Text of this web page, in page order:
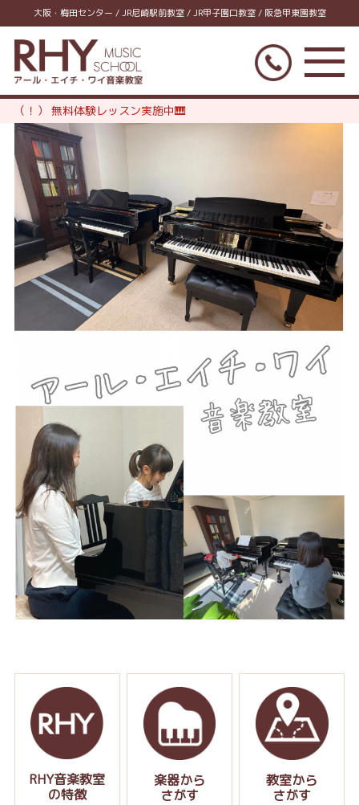
大阪・梅田センター / JR尼崎駅前教室 / JR甲子園口教室 / 阪急甲東園教室
（！） 無料体験レッスン実施中🎹
RHY音楽教室
の特徴
楽器から
さがす
教室から
さがす